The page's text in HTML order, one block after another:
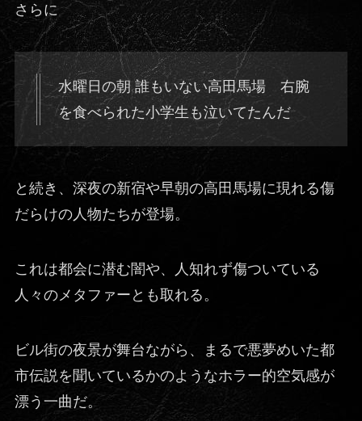
さらに
水曜日の朝 誰もいない高田馬場 右腕
を食べられた小学生も泣いてたんだ
と続き、深夜の新宿や早朝の高田馬場に現れる傷
だらけの人物たちが登場。
これは都会に潜む闇や、人知れず傷ついている
人々のメタファーとも取れる。
ビル街の夜景が舞台ながら、まるで悪夢めいた都
市伝説を聞いているかのようなホラー的空気感が
漂う一曲だ。